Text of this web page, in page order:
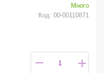
Много
Код: 00-00110871